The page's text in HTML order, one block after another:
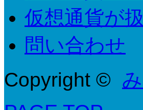
仮想通貨が
問い合わせ
Copyright ©